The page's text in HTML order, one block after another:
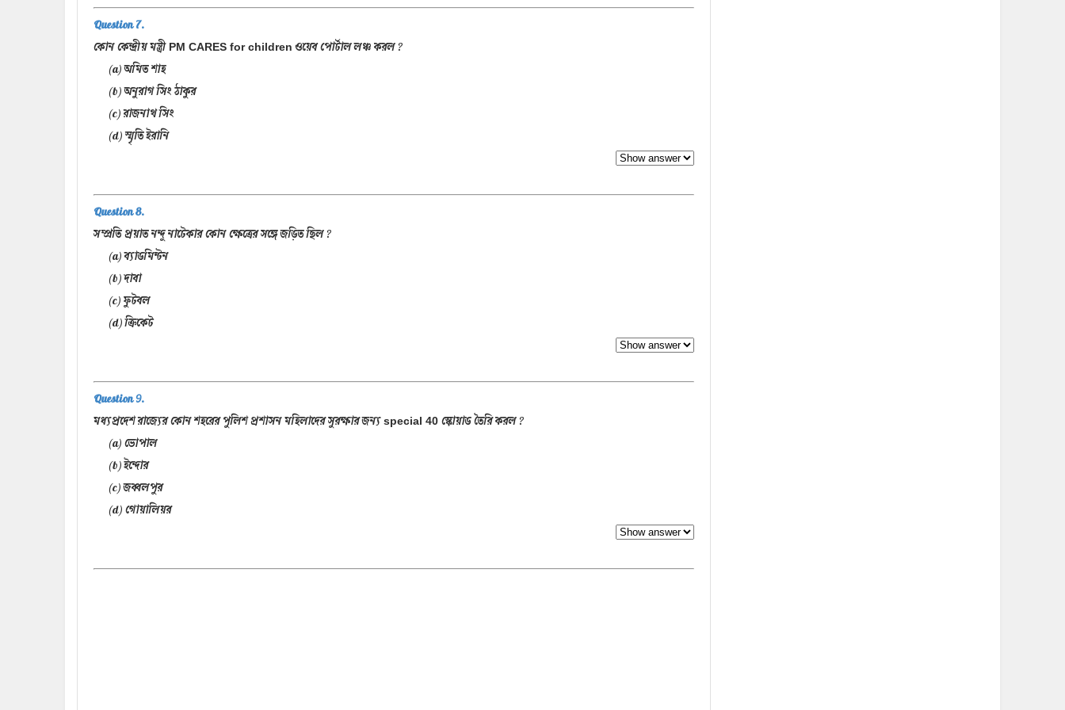
Question 7.
কোন কেন্দ্রীয় মন্ত্রী PM CARES for children ওয়েব পোর্টাল লঞ্চ করল ?
(a) অমিত শাহ
(b) অনুরাগ সিং ঠাকুর
(c) রাজনাথ সিং
(d) স্মৃতি ইরানি
Question 8.
সম্প্রতি প্রয়াত নন্দু নাটেকার কোন ক্ষেত্রের সঙ্গে জড়িত ছিল ?
(a) ব্যাডমিন্টন
(b) দাবা
(c) ফুটবল
(d) ক্রিকেট
Question 9.
মধ্যপ্রদেশ রাজ্যের কোন শহরের পুলিশ প্রশাসন মহিলাদের সুরক্ষার জন্যspecial 40 স্কোয়াড তৈরি করল ?
(a) ভোপাল
(b) ইন্দোর
(c) জব্বলপুর
(d) গোয়ালিয়র